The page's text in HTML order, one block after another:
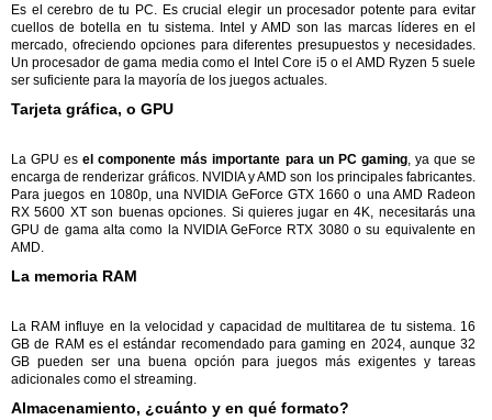
Es el cerebro de tu PC. Es crucial elegir un procesador potente para evitar
cuellos de botella en tu sistema. Intel y AMD son las marcas líderes en el
mercado, ofreciendo opciones para diferentes presupuestos y necesidades.
Un procesador de gama media como el Intel Core i5 o el AMD Ryzen 5 suele
ser suficiente para la mayoría de los juegos actuales.
Tarjeta gráfica, o GPU
La GPU esel componente más importante para un PC gaming, ya que se
encarga de renderizar gráficos. NVIDIA y AMD son los principales fabricantes.
Para juegos en 1080p, una NVIDIA GeForce GTX 1660 o una AMD Radeon
RX 5600 XT son buenas opciones. Si quieres jugar en 4K, necesitarás una
GPU de gama alta como la NVIDIA GeForce RTX 3080 o su equivalente en
AMD.
La memoria RAM
La RAM influye en la velocidad y capacidad de multitarea de tu sistema. 16
GB de RAM es el estándar recomendado para gaming en 2024, aunque 32
GB pueden ser una buena opción para juegos más exigentes y tareas
adicionales como el streaming.
Almacenamiento, ¿cuánto y en qué formato?